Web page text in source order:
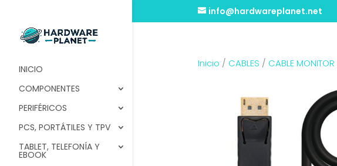
info@hardwareplanet.net
INICIO
COMPONENTES
PERIFÉRICOS
PCS, PORTÁTILES Y TPV
TABLET, TELEFONÍA Y
EBOOK
Inicio / CABLES / CABLE MONITOR